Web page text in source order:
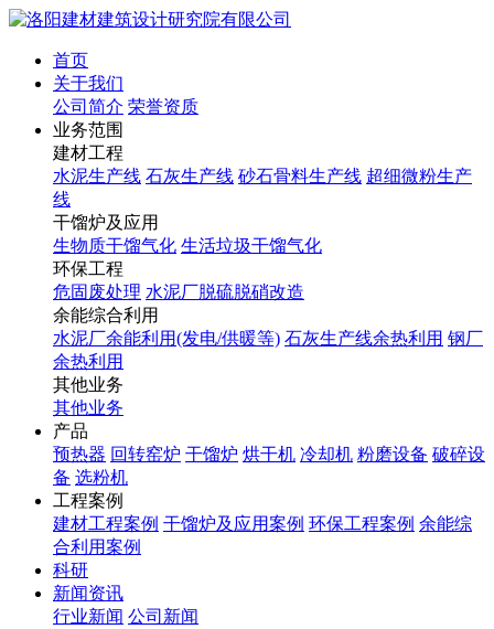
首页
关于我们
公司简介 荣誉资质
业务范围
建材工程
水泥生产线 石灰生产线 砂石骨料生产线 超细微粉生产
线
干馏炉及应用
生物质干馏气化 生活垃圾干馏气化
环保工程
危固废处理 水泥厂脱硫脱硝改造
余能综合利用
水泥厂余能利用(发电/供暖等) 石灰生产线余热利用 钢厂
余热利用
其他业务
其他业务
产品
预热器 回转窑炉 干馏炉 烘干机 冷却机 粉磨设备 破碎设
备 选粉机
工程案例
建材工程案例 干馏炉及应用案例 环保工程案例 余能综
合利用案例
科研
新闻资讯
行业新闻 公司新闻